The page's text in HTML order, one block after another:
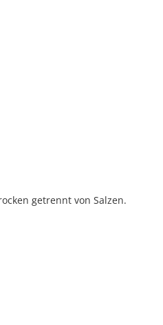
getrennt von Salzen.